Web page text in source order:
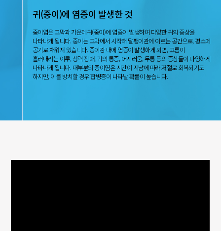
귀(중이)에 염증이 발생한 것
중이염은 고막과 가운데귀(중이)에 염증이 발생하여 다양한 귀의 증상을
나타나게 됩니다. 중이는 고막에서 시작해 달팽이관에 이르는 공간으로, 평소에
공기로 채워져 있습니다. 중이강 내에 염증이 발생하게 되면, 고름이
흘러내리는 이루, 청력 장애, 귀의 통증, 어지러움, 두통 등의 증상들이 다양하게
나타나게 됩니다. 대부분의 중이염은 시간이 지남에 따라 저절로 회복되기도
하지만, 이를 방치할 경우 합병증이 나타날 확률이 높습니다.